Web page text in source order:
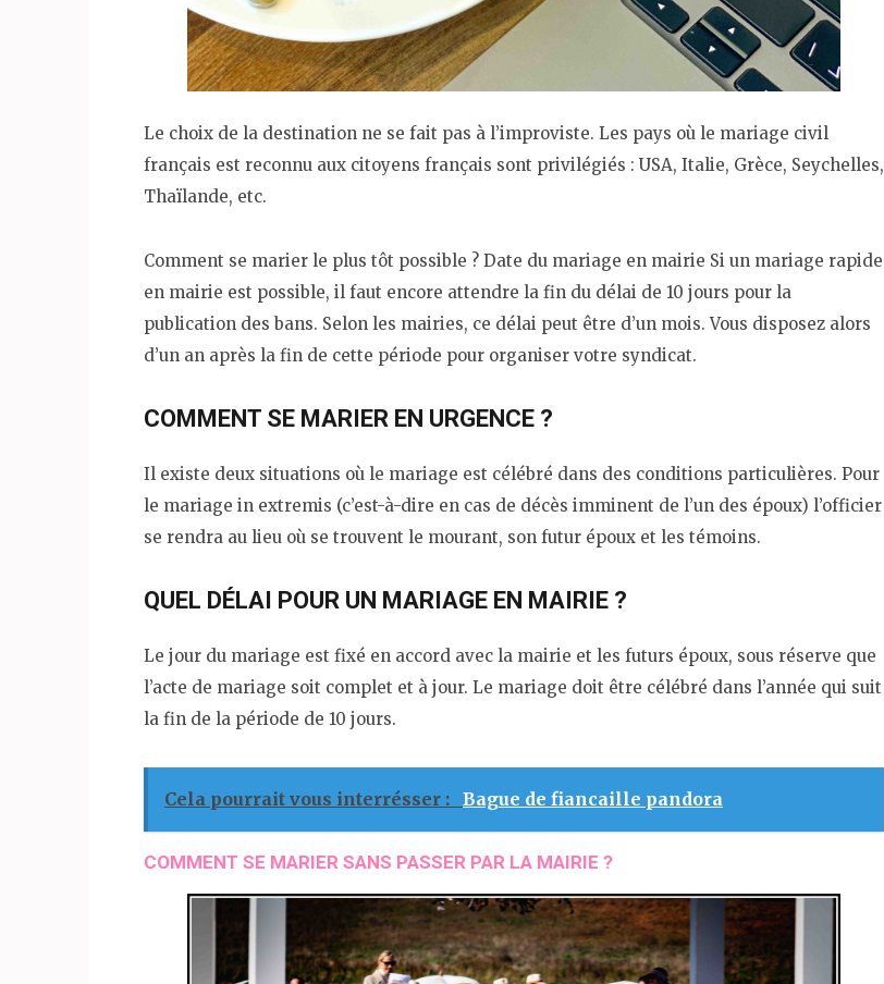
Le choix de la destination ne se fait pas à l’improviste. Les pays où le mariage civil
français est reconnu aux citoyens français sont privilégiés : USA, Italie, Grèce, Seychelles,
Thaïlande, etc.
Comment se marier le plus tôt possible ? Date du mariage en mairie Si un mariage rapide
en mairie est possible, il faut encore attendre la fin du délai de 10 jours pour la
publication des bans. Selon les mairies, ce délai peut être d’un mois. Vous disposez alors
d’un an après la fin de cette période pour organiser votre syndicat.
COMMENT SE MARIER EN URGENCE ?
Il existe deux situations où le mariage est célébré dans des conditions particulières. Pour
le mariage in extremis (c’est-à-dire en cas de décès imminent de l’un des époux) l’officier
se rendra au lieu où se trouvent le mourant, son futur époux et les témoins.
QUEL DÉLAI POUR UN MARIAGE EN MAIRIE ?
Le jour du mariage est fixé en accord avec la mairie et les futurs époux, sous réserve que
l’acte de mariage soit complet et à jour. Le mariage doit être célébré dans l’année qui suit
la fin de la période de 10 jours.
Cela pourrait vous interrésser : Bague de fiancaille pandora
COMMENT SE MARIER SANS PASSER PAR LA MAIRIE ?